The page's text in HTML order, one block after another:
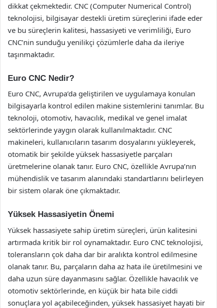
dikkat çekmektedir. CNC (Computer Numerical Control)
teknolojisi, bilgisayar destekli üretim süreçlerini ifade eder
ve bu süreçlerin kalitesi, hassasiyeti ve verimliliği, Euro
CNC’nin sunduğu yenilikçi çözümlerle daha da ileriye
taşınmaktadır.
Euro CNC Nedir?
Euro CNC, Avrupa’da geliştirilen ve uygulamaya konulan
bilgisayarla kontrol edilen makine sistemlerini tanımlar. Bu
teknoloji, otomotiv, havacılık, medikal ve genel imalat
sektörlerinde yaygın olarak kullanılmaktadır. CNC
makineleri, kullanıcıların tasarım dosyalarını yükleyerek,
otomatik bir şekilde yüksek hassasiyetle parçaları
üretmelerine olanak tanır. Euro CNC, özellikle Avrupa’nın
mühendislik ve tasarım alanındaki standartlarını belirleyen
bir sistem olarak öne çıkmaktadır.
Yüksek Hassasiyetin Önemi
Yüksek hassasiyete sahip üretim süreçleri, ürün kalitesini
artırmada kritik bir rol oynamaktadır. Euro CNC teknolojisi,
toleransların çok daha dar bir aralıkta kontrol edilmesine
olanak tanır. Bu, parçaların daha az hata ile üretilmesini ve
daha uzun süre dayanmasını sağlar. Özellikle havacılık ve
otomotiv sektörlerinde, en küçük bir hata bile ciddi
sonuçlara yol açabileceğinden, yüksek hassasiyet hayati bir